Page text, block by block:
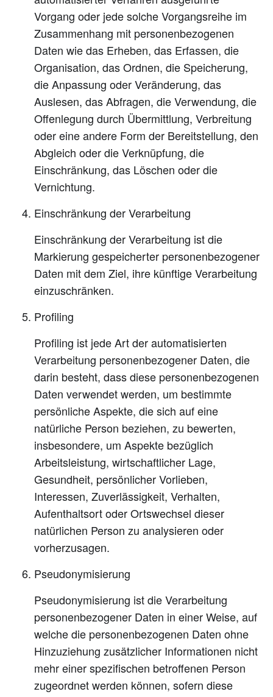
Vorgang oder jede solche Vorgangsreihe im
Zusammenhang mit personenbezogenen
Daten wie das Erheben, das Erfassen, die
Organisation, das Ordnen, die Speicherung,
die Anpassung oder Veränderung, das
Auslesen, das Abfragen, die Verwendung, die
Offenlegung durch Übermittlung, Verbreitung
oder eine andere Form der Bereitstellung, den
Abgleich oder die Verknüpfung, die
Einschränkung, das Löschen oder die
Vernichtung.
Einschränkung der Verarbeitung
Einschränkung der Verarbeitung ist die
Markierung gespeicherter personenbezogener
Daten mit dem Ziel, ihre künftige Verarbeitung
einzuschränken.
Profiling
Profiling ist jede Art der automatisierten
Verarbeitung personenbezogener Daten, die
darin besteht, dass diese personenbezogenen
Daten verwendet werden, um bestimmte
persönliche Aspekte, die sich auf eine
natürliche Person beziehen, zu bewerten,
insbesondere, um Aspekte bezüglich
Arbeitsleistung, wirtschaftlicher Lage,
Gesundheit, persönlicher Vorlieben,
Interessen, Zuverlässigkeit, Verhalten,
Aufenthaltsort oder Ortswechsel dieser
natürlichen Person zu analysieren oder
vorherzusagen.
Pseudonymisierung
Pseudonymisierung ist die Verarbeitung
personenbezogener Daten in einer Weise, auf
welche die personenbezogenen Daten ohne
Hinzuziehung zusätzlicher Informationen nicht
mehr einer spezifischen betroffenen Person
zugeordnet werden können, sofern diese